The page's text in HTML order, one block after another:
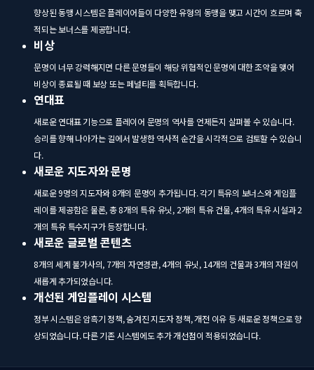
향상된 동맹 시스템은 플레이어들이 다양한 유형의 동맹을 맺고 시간이 흐르며 축
적되는 보너스를 제공합니다.
비상
문명이 너무 강력해지면 다른 문명들이 해당 위협적인 문명에 대한 조약을 맺어
비상이 종료될 때 보상 또는 페널티를 획득합니다.
연대표
새로운 연대표 기능으로 플레이어 문명의 역사를 언제든지 살펴볼 수 있습니다.
승리를 향해 나아가는 길에서 발생한 역사적 순간을 시각적으로 검토할 수 있습니
다.
새로운 지도자와 문명
새로운 9명의 지도자와 8개의 문명이 추가됩니다. 각기 특유의 보너스와 게임플
레이를 제공함은 물론, 총 8개의 특유 유닛, 2개의 특유 건물, 4개의 특유 시설과 2
개의 특유 특수지구가 등장합니다.
새로운 글로벌 콘텐츠
8개의 세계 불가사의, 7개의 자연경관, 4개의 유닛, 14개의 건물과 3개의 자원이
새롭게 추가되었습니다.
개선된 게임플레이 시스템
정부 시스템은 암흑기 정책, 숨겨진 지도자 정책, 개전 이유 등 새로운 정책으로 향
상되었습니다. 다른 기존 시스템에도 추가 개선점이 적용되었습니다.